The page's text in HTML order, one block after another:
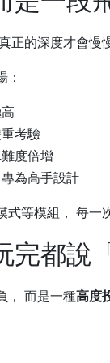
正的深度才會慢
考驗
度倍增
為高手設計
等模組， 每一
完都說
， 而是一種高度